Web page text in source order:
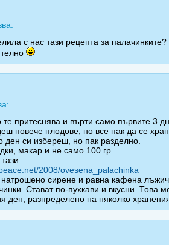
с нас тази рецепта за палачинките?
те притеснява и върти само първите 3
повече плодове, но все пак да се
ден си избереш, но пак разделно.
макар и не само 100 гр.
2008/ovesena_palachinka
сирене и равна кафена
Стават по-пухкави и вкусни. Това
ден, разпределено на няколко